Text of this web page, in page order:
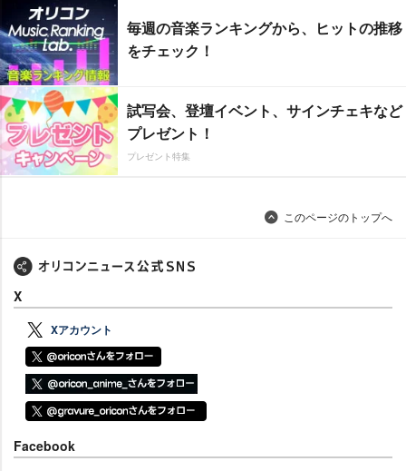
毎週の音楽ランキングから、ヒットの推移
をチェック！
試写会、登壇イベント、サインチェキなど
プレゼント！
プレゼント特集
このページのトップへ
X
Xアカウント
Facebook